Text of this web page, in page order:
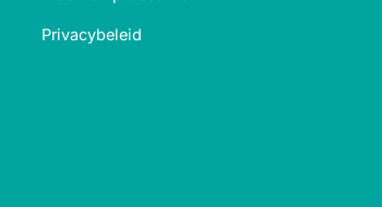
Privacybeleid